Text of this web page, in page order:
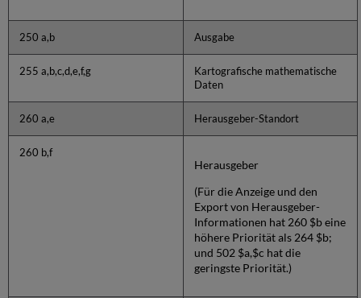
250 a,b Ausgabe
255 a,b,c,d,e,f,g
Kartografische mathematische
Daten
260 a,e Herausgeber-Standort
260 b,f
Herausgeber
(Für die Anzeige und den
Export von Herausgeber-
Informationen hat 260 $b eine
höhere Priorität als 264 $b;
und 502 $a,$c hat die
geringste Priorität.)